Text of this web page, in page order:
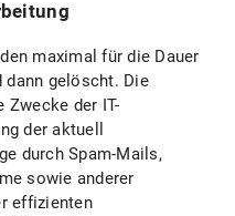
maximal für die Dauer
dann gelöscht. Die
Zwecke der IT-
der aktuell
durch Spam-Mails,
sowie anderer
effizienten